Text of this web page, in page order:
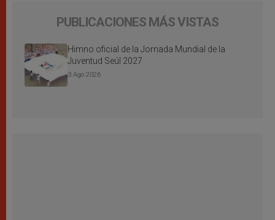
PUBLICACIONES MÁS VISTAS
Himno oficial de la Jornada Mundial de la
Juventud Seúl 2027
3 Ago 2026